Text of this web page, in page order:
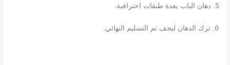
5. دهان الباب بعدة طبقات احترافية.
6. ترك الدهان ليجف ثم التسليم النهائي.